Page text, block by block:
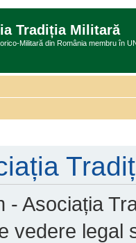
Tradiția Militară
Militară din România membru în
- Asociația
vedere legal